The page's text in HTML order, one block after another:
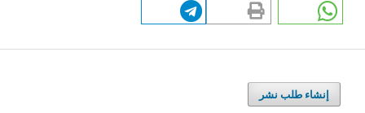
إنشاء طلب نشر